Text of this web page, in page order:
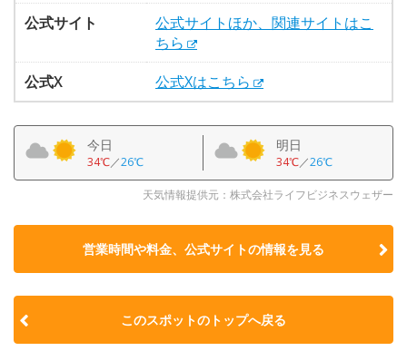
公式サイト
公式サイトほか、関連サイトはこ
ちら
公式X
公式Xはこちら
今日
34℃／26℃
明日
34℃／26℃
天気情報提供元：株式会社ライフビジネスウェザー
営業時間や料金、公式サイトの情報を見る
このスポットのトップへ戻る